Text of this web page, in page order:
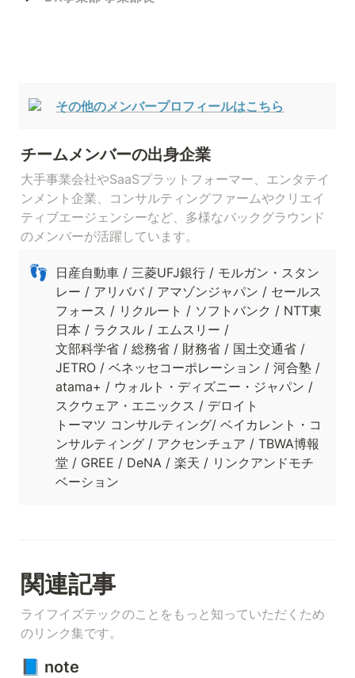
その他のメンバープロフィールはこちら
チームメンバーの出身企業
大手事業会社やSaaSプラットフォーマー、エンタテイ
ンメント企業、コンサルティングファームやクリエイ
ティブエージェンシーなど、多様なバックグラウンド
のメンバーが活躍しています。
👣
日産自動車 / 三菱UFJ銀行 / モルガン・スタン
レー / アリババ / アマゾンジャパン / セールス
フォース / リクルート / ソフトバンク / NTT東
日本 / ラクスル / エムスリー /
文部科学省 / 総務省 / 財務省 / 国土交通省 /
JETRO / ベネッセコーポレーション / 河合塾 /
atama+ / ウォルト・ディズニー・ジャパン /
スクウェア・エニックス / デロイト
トーマツ コンサルティング/ ベイカレント・コ
ンサルティング / アクセンチュア / TBWA博報
堂 / GREE / DeNA / 楽天 / リンクアンドモチ
ベーション
関連記事
ライフイズテックのことをもっと知っていただくため
のリンク集です。
📘 note